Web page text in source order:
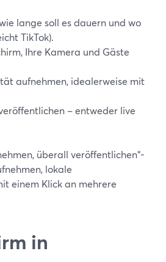
lange soll es dauern und wo
TikTok).
Ihre Kamera und Gäste
aufnehmen, idealerweise mit
– entweder live
überall veröffentlichen“-
lokale
einem Klick an mehrere
in